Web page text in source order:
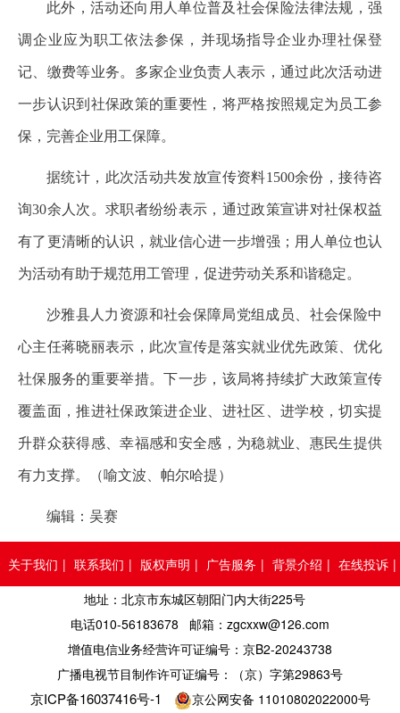
此外，活动还向用人单位普及社会保险法律法规，强
调企业应为职工依法参保，并现场指导企业办理社保登
记、缴费等业务。多家企业负责人表示，通过此次活动进
一步认识到社保政策的重要性，将严格按照规定为员工参
保，完善企业用工保障。
据统计，此次活动共发放宣传资料1500余份，接待咨
询30余人次。求职者纷纷表示，通过政策宣讲对社保权益
有了更清晰的认识，就业信心进一步增强；用人单位也认
为活动有助于规范用工管理，促进劳动关系和谐稳定。
沙雅县人力资源和社会保障局党组成员、社会保险中
心主任蒋晓丽表示，此次宣传是落实就业优先政策、优化
社保服务的重要举措。下一步，该局将持续扩大政策宣传
覆盖面，推进社保政策进企业、进社区、进学校，切实提
升群众获得感、幸福感和安全感，为稳就业、惠民生提供
有力支撑。（喻文波、帕尔哈提）
编辑：吴赛
关于我们 | 联系我们 | 版权声明 | 广告服务 | 背景介绍 | 在线投诉 |
人员查询
地址：北京市东城区朝阳门内大街225号
电话010-56183678 邮箱：zgcxxw@126.com
增值电信业务经营许可证编号：京B2-20243738
广播电视节目制作许可证编号：（京）字第29863号
京ICP备16037416号-1
京公网安备 11010802022000号